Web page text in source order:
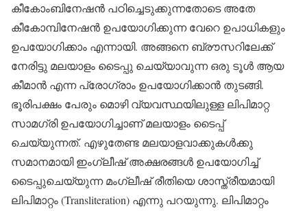
കീകോംബിനേഷന്‍ പഠിച്ചെടുക്കുന്നതോടെ അതേ
കീകോമ്പിനേഷന്‍ ഉപയോഗിക്കുന്ന വേറെ ഉപാധികളും
ഉപയോഗിക്കാം എന്നായി. അങ്ങനെ ബ്രൗസറിലേക്ക്
നേരിട്ടു മലയാളം ടൈപ്പു ചെയ്യാവുന്ന ഒരു ടൂള്‍ ആയ
കീമാന്‍ എന്ന പ്രോഗ്രാം ഉപയോഗിക്കാന്‍ തുടങ്ങി.
ഭൂരിപക്ഷം പേരും മൊഴി വ്യവസ്ഥയിലുള്ള ലിപിമാറ്റ
സാമഗ്രി ഉപയോഗിച്ചാണ് മലയാളം ടൈപ്പ്
ചെയ്യുന്നത്. എഴുതേണ്ട മലയാളവാക്കുകള്‍ക്കു
സമാനമായി ഇംഗ്ലീഷ് അക്ഷരങ്ങള്‍ ഉപയോഗിച്ച്
ടൈപ്പുചെയ്യുന്ന മംഗ്ലീഷ് രീതിയെ ശാസ്ത്രീയമായി
ലിപിമാറ്റം (Transliteration) എന്നു പറയുന്നു. ലിപിമാറ്റം